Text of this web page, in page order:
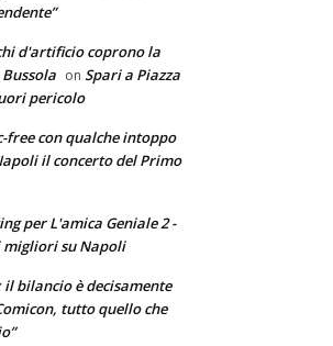
d'artificio coprono la
on Spari a Piazza
pericolo
con qualche intoppo
il concerto del Primo
per L'amica Geniale 2 -
migliori su Napoli
il bilancio è decisamente
tutto quello che